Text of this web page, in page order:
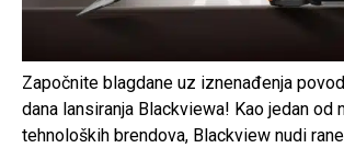
Započnite blagdane uz iznenađenja
dana lansiranja Blackviewa! Kao jedan od
tehnoloških brendova, Blackview nudi